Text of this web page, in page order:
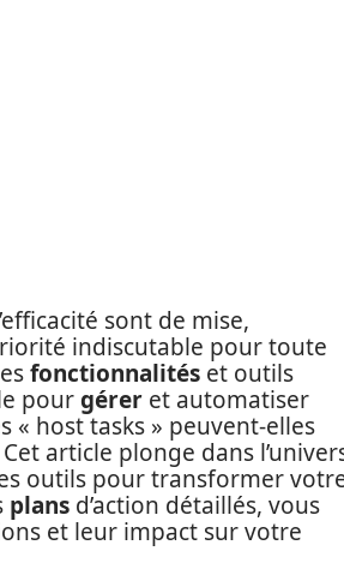
sont de mise,
indiscutable pour toute
fonctionnalités et outils
pourgérer et automatiser
« host tasks » peuvent-elles
Cet article plonge dans
outils pour transformer
plans d’action détaillés, vous
et leur impact sur votre